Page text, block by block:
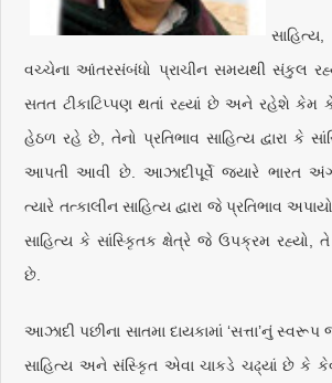
વચ્ચેના આંતરસંબંધો પ્રાચીન સમયથી સંકુલ
સતત ટીકાટિપ્પણ થતાં રહ્યાં છે અને રહેશે કેમ
હેઠળ રહે છે, તેનો પ્રતિભાવ સાહિત્ય દ્વારા કે
આપતી આવી છે. આઝાદીપૂર્વે જ્યારે ભારત
ત્યારે તત્કાલીન સાહિત્ય દ્વારા જે પ્રતિભાવ
સાહિત્ય કે સાંસ્કૃિતક ક્ષેત્રે જે ઉપક્રમ રહ્યો,
છે.
આઝાદી પછીના સાતમા દાયકામાં ‘સત્તા’નું
સાહિત્ય અને સંસ્કૃિત એવા ચાકડે ચઢ્યાં છે કે